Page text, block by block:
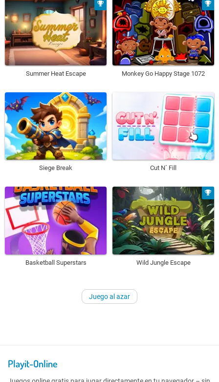
Summer Heat Escape Monkey Go Happy Stage 1072
Siege Break Cut N´ Fill
Basketball Superstars Wild Jungle Escape
Juego al azar
Playit-Online